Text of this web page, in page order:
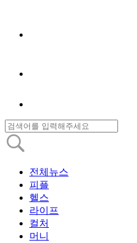
전체뉴스
피플
헬스
라이프
컬처
머니